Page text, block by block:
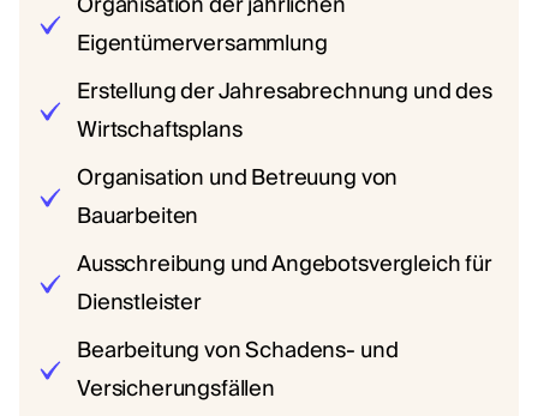
Eigentümerversammlung
Erstellung der Jahresabrechnung und des
Wirtschaftsplans
Organisation und Betreuung von
Bauarbeiten
Ausschreibung und Angebotsvergleich für
Dienstleister
Bearbeitung von Schadens- und
Versicherungsfällen